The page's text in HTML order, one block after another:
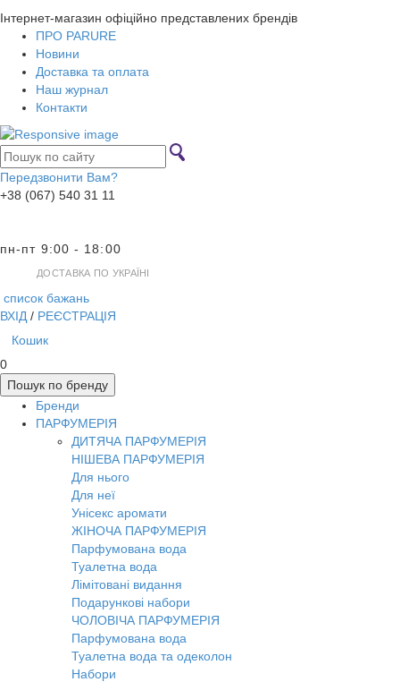
Інтернет-магазин офіційно представлених брендів
ПРО PARURE
Новини
Доставка та оплата
Наш журнал
Контакти
Передзвонити Вам?
+38 (067) 540 31 11
пн-пт 9:00 - 18:00
ДОСТАВКА ПО УКРАЇНІ
список бажань
ВХІД / РЕЄСТРАЦІЯ
Кошик
0
Пошук по бренду
Бренди
ПАРФУМЕРІЯ
ДИТЯЧА ПАРФУМЕРІЯ
НІШЕВА ПАРФУМЕРІЯ
Для нього
Для неї
Унісекс аромати
ЖІНОЧА ПАРФУМЕРІЯ
Парфумована вода
Туалетна вода
Лімітовані видання
Подарункові набори
ЧОЛОВІЧА ПАРФУМЕРІЯ
Парфумована вода
Туалетна вода та одеколон
Набори